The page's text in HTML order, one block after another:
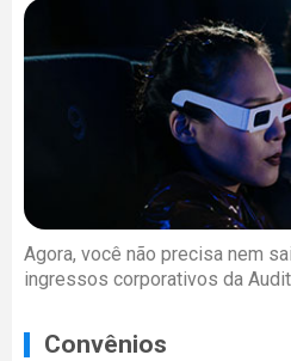
Agora, você não precisa nem
ingressos corporativos da
Convênios